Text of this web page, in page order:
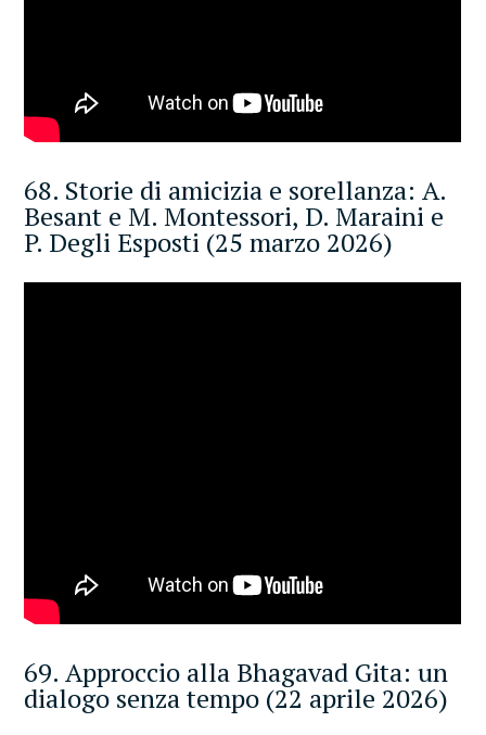
68. Storie di amicizia e sorellanza: A.
Besant e M. Montessori, D. Maraini e
P. Degli Esposti (25 marzo 2026)
69. Approccio alla Bhagavad Gita: un
dialogo senza tempo (22 aprile 2026)